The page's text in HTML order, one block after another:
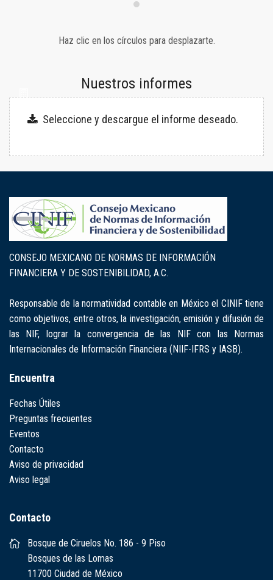
Haz clic en los círculos para desplazarte.
Nuestros informes
Seleccione y descargue el informe deseado.
CONSEJO MEXICANO DE NORMAS DE INFORMACIÓN
FINANCIERA Y DE SOSTENIBILIDAD, A.C.
Responsable de la normatividad contable en México el CINIF tiene
como objetivos, entre otros, la investigación, emisión y difusión de
las NIF, lograr la convergencia de las NIF con las Normas
Internacionales de Información Financiera (NIIF-IFRS y IASB).
Encuentra
Fechas Útiles
Preguntas frecuentes
Eventos
Contacto
Aviso de privacidad
Aviso legal
Contacto
Bosque de Ciruelos No. 186 - 9 Piso
Bosques de las Lomas
11700 Ciudad de México